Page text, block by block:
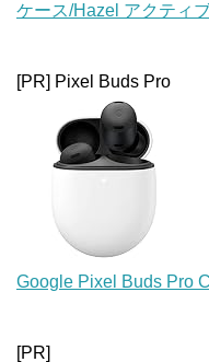
ケース/Hazel アクティ
[PR] Pixel Buds Pro
Google Pixel Buds Pro
[PR]